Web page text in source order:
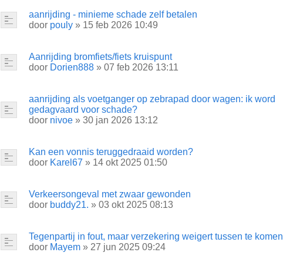
aanrijding - minieme schade zelf betalen
door pouly » 15 feb 2026 10:49
Aanrijding bromfiets/fiets kruispunt
door Dorien888 » 07 feb 2026 13:11
aanrijding als voetganger op zebrapad door wagen: ik word
gedagvaard voor schade?
door nivoe » 30 jan 2026 13:12
Kan een vonnis teruggedraaid worden?
door Karel67 » 14 okt 2025 01:50
Verkeersongeval met zwaar gewonden
door buddy21. » 03 okt 2025 08:13
Tegenpartij in fout, maar verzekering weigert tussen te komen
door Mayem » 27 jun 2025 09:24